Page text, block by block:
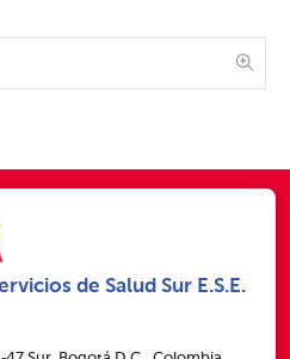
de Salud Sur E.S.E.